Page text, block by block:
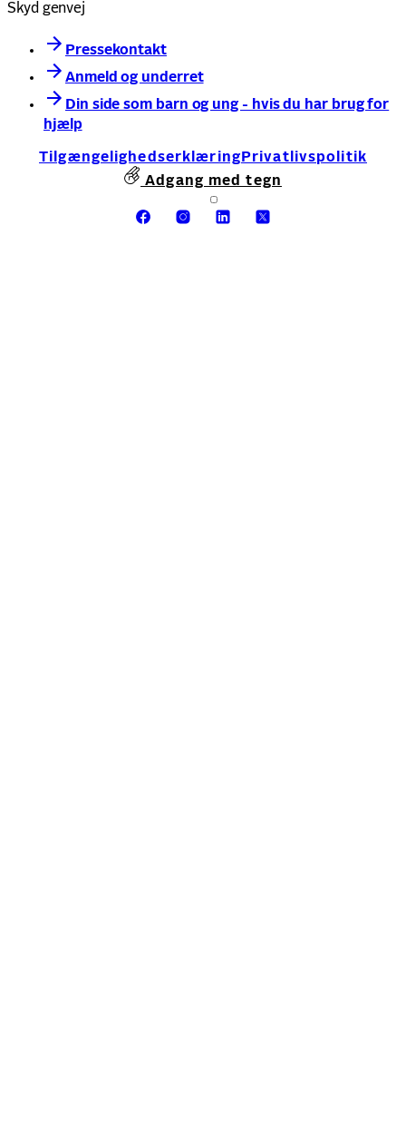
Skyd genvej
Pressekontakt
Anmeld og underret
Din side som barn og ung - hvis du har brug for
hjælp
Tilgængelighedserklæring Privatlivspolitik
Adgang med tegn